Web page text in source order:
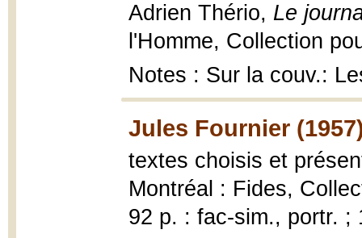
Adrien Thério, Le
l'Homme, Collection
Notes : Sur la couv.:
Jules Fournier
textes choisis et
Montréal : Fides,
92 p. : fac-sim., portr. ;